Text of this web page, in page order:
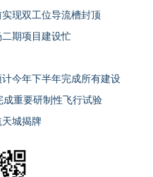
现双工位导流槽封顶
二期项目建设忙
今年下半年完成所有建设
成重要研制性飞行试验
城揭牌